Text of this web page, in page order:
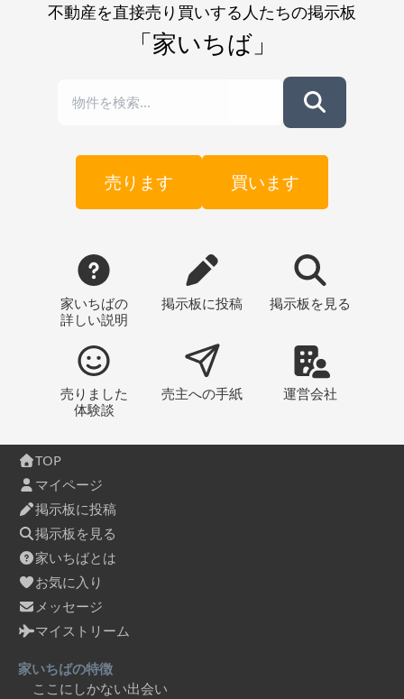
不動産を直接売り買いする人たちの掲示板
「家いちば」
売ります 買います
家いちばの
詳しい説明
掲示板に投稿 掲示板 を見る
売りました
体験談
売主への手紙 運営会社
TOP
マイページ
掲示板に投稿
掲示板を見る
家いちばとは
お気に入り
メッセージ
マイストリーム
家いちばの特徴
ここにしかない出会い